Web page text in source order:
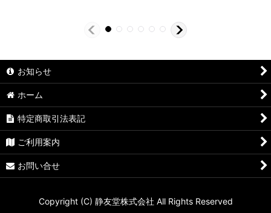
お知らせ
ホーム
特定商取引法表記
ご利用案内
お問い合せ
Copyright (C) 静友堂株式会社 All Rights Reserved